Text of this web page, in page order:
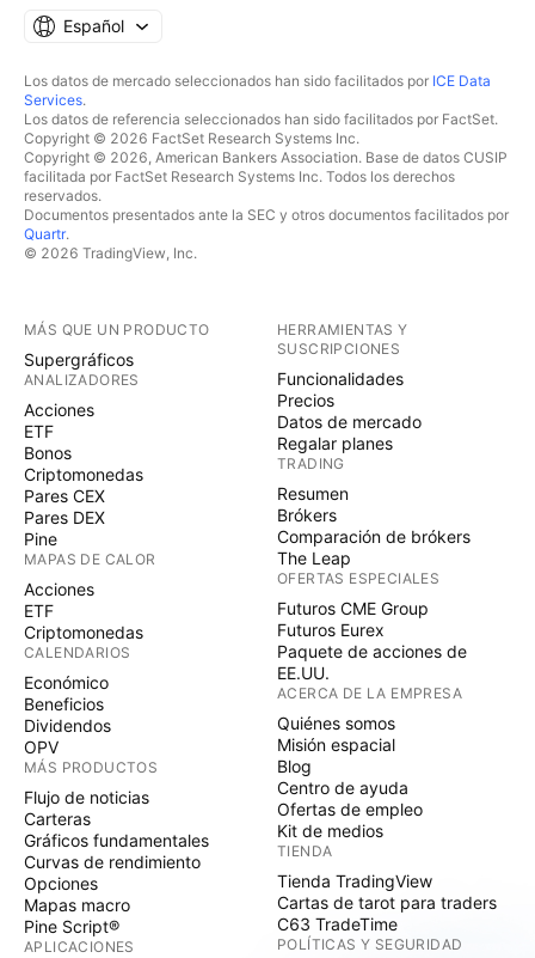
Español
Los datos de mercado seleccionados han sido facilitados por ICE Data
Services.
Los datos de referencia seleccionados han sido facilitados por FactSet.
Copyright © 2026 FactSet Research Systems Inc.
Copyright © 2026, American Bankers Association. Base de datos CUSIP
facilitada por FactSet Research Systems Inc. Todos los derechos
reservados.
Documentos presentados ante la SEC y otros documentos facilitados por
Quartr.
© 2026 TradingView, Inc.
MÁS QUE UN PRODUCTO
Supergráficos
ANALIZADORES
Acciones
ETF
Bonos
Criptomonedas
Pares CEX
Pares DEX
Pine
MAPAS DE CALOR
Acciones
ETF
Criptomonedas
CALENDARIOS
Económico
Beneficios
Dividendos
OPV
MÁS PRODUCTOS
Flujo de noticias
Carteras
Gráficos fundamentales
Curvas de rendimiento
Opciones
Mapas macro
Pine Script®
APLICACIONES
HERRAMIENTAS Y
SUSCRIPCIONES
Funcionalidades
Precios
Datos de mercado
Regalar planes
TRADING
Resumen
Brókers
Comparación de brókers
The Leap
OFERTAS ESPECIALES
Futuros CME Group
Futuros Eurex
Paquete de acciones de
EE.UU.
ACERCA DE LA EMPRESA
Quiénes somos
Misión espacial
Blog
Centro de ayuda
Ofertas de empleo
Kit de medios
TIENDA
Tienda TradingView
Cartas de tarot para traders
C63 TradeTime
POLÍTICAS Y SEGURIDAD